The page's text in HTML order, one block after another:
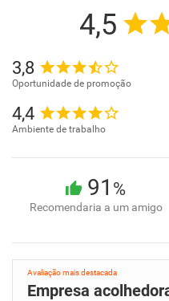
4,5
3,8
Oportunidade de promoção
4,4
Ambiente de trabalho
91 %
Recomendaria a um amigo
Avaliação mais destacada
Empresa